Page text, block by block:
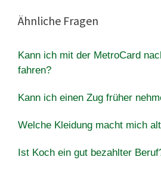
Ähnliche Fragen
Kann ich mit der MetroCard
fahren?
Kann ich einen Zug früher
Welche Kleidung macht mich
Ist Koch ein gut bezahlter